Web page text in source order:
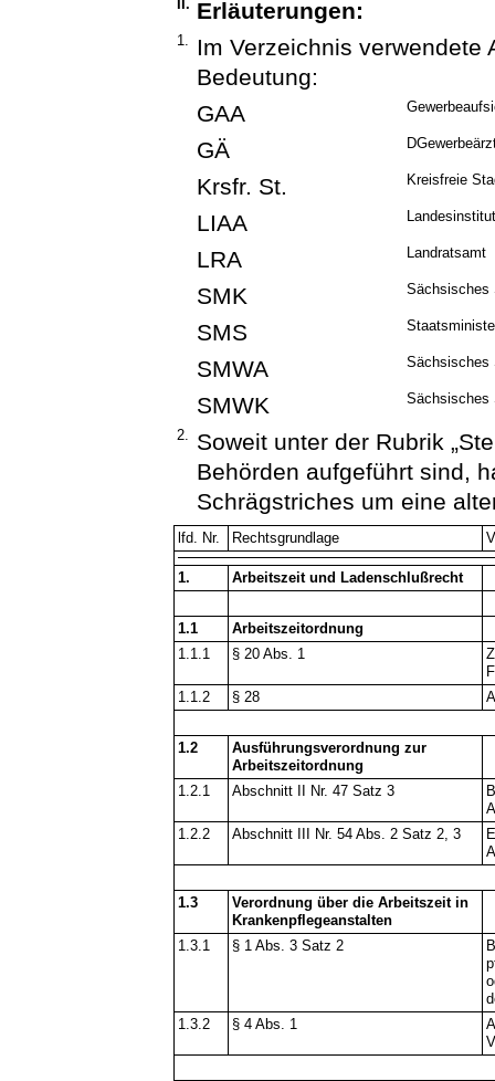
II. Erläuterungen:
1.
Im Verzeichnis verwendete
Bedeutung:
GAA
GÄ
Krsfr. St. Kreisfreie
LIAA
LRA Landratsamt
SMK Sächsisches
SMS
SMWA Sächsisches
SMWK Sächsisches
2.
Soweit unter der Rubrik
Behörden aufgeführt sind,
Schrägstriches um eine
lfd. Nr. Rechtsgrundlage
1. Arbeitszeit und Ladenschlußrecht
1.1
Arbeitszeitordnung
1.1.1
§ 20 Abs. 1
1.1.2
§ 28
1.2
Ausführungsverordnung zur
Arbeitszeitordnung
1.2.1
Abschnitt II Nr. 47 Satz 3
1.2.2
Abschnitt III Nr. 54 Abs. 2 Satz 2, 3
1.3
Verordnung über die Arbeitszeit in
Krankenpflegeanstalten
1.3.1
§ 1 Abs. 3 Satz 2
1.3.2
§ 4 Abs. 1